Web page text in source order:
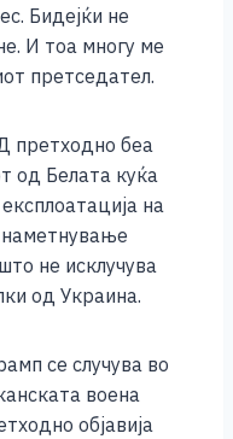
Бидејќи не
И тоа многу ме
претседател.
претходно беа
од Белата куќа
на
не исклучува
од Украина.
се случува во
воена
објавија